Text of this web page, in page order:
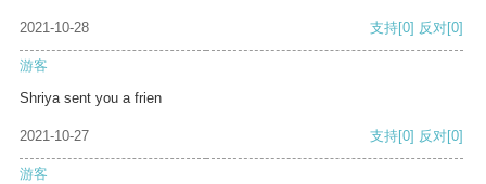
2021-10-28 支持[0] 反对[0]
游客
Shriya sent you a frien
2021-10-27 支持[0] 反对[0]
游客